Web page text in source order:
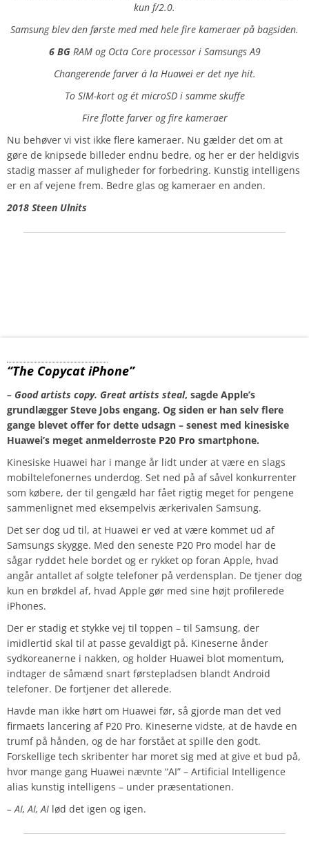
kun f/2.0.
Samsung blev den første med med hele fire kameraer på bagsiden.
6 BG RAM og Octa Core processor i Samsungs A9
Changerende farver á la Huawei er det nye hit.
To SIM-kort og ét microSD i samme skuffe
Fire flotte farver og fire kameraer
Nu behøver vi vist ikke flere kameraer. Nu gælder det om at
gøre de knipsede billeder endnu bedre, og her er der heldigvis
stadig masser af muligheder for forbedring. Kunstig intelligens
er en af vejene frem. Bedre glas og kameraer en anden.
2018 Steen Ulnits
“The Copycat iPhone”
– Good artists copy. Great artists steal, sagde Apple’s
grundlægger Steve Jobs engang. Og siden er han selv flere
gange blevet offer for dette udsagn – senest med kinesiske
Huawei’s meget anmelderroste P20 Pro smartphone.
Kinesiske Huawei har i mange år lidt under at være en slags
mobiltelefonernes underdog. Set ned på af såvel konkurrenter
som købere, der til gengæld har fået rigtig meget for pengene
sammenlignet med eksempelvis ærkerivalen Samsung.
Det ser dog ud til, at Huawei er ved at være kommet ud af
Samsungs skygge. Med den seneste P20 Pro model har de
sågar ryddet hele bordet og er rykket op foran Apple, hvad
angår antallet af solgte telefoner på verdensplan. De tjener dog
kun en brøkdel af, hvad Apple gør med sine højt profilerede
iPhones.
Der er stadig et stykke vej til toppen – til Samsung, der
imidlertid skal til at passe gevaldigt på. Kineserne ånder
sydkoreanerne i nakken, og holder Huawei blot momentum,
indtager de såmænd snart førstepladsen blandt Android
telefoner. De fortjener det allerede.
Havde man ikke hørt om Huawei før, så gjorde man det ved
firmaets lancering af P20 Pro. Kineserne vidste, at de havde en
trumf på hånden, og de har forstået at spille den godt.
Forskellige tech skribenter har moret sig med at give et bud på,
hvor mange gang Huawei nævnte “AI” – Artificial Intelligence
alias kunstig intelligens – under præsentationen.
– AI, AI, AI lød det igen og igen.